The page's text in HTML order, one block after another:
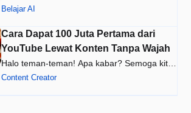
Bahyudin Nor selaku pengelola B…
Belajar AI
Cara Dapat 100 Juta Pertama dari
YouTube Lewat Konten Tanpa Wajah
Halo teman-teman! Apa kabar? Semoga kita
semua dalam keadaan sehat dan…
Content Creator